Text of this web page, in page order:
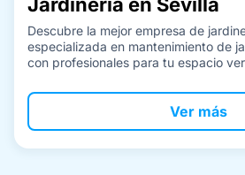
Descubre la mejor empresa de
especializada en mantenimiento de
con profesionales para tu espacio
Ver más